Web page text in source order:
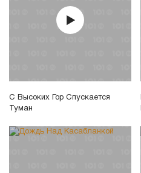
С Высоких Гор Спускается
Туман